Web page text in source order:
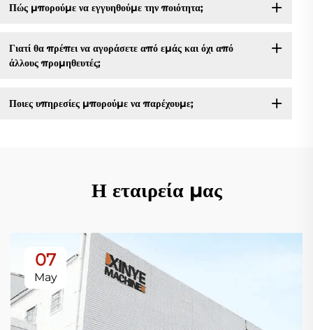
Πώς μπορούμε να εγγυηθούμε την ποιότητα;
Γιατί θα πρέπει να αγοράσετε από εμάς και όχι από
άλλους προμηθευτές;
Ποιες υπηρεσίες μπορούμε να παρέχουμε;
Η εταιρεία μας
07
May